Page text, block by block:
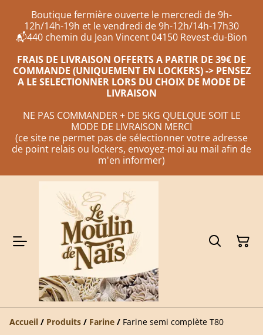
Boutique fermière ouverte le mercredi de 9h-
12h/14h-19h et le vendredi de 9h-12h/14h-17h30
📬440 chemin du Jean Vincent 04150 Revest-du-Bion
FRAIS DE LIVRAISON OFFERTS A PARTIR DE 39€ DE
COMMANDE (UNIQUEMENT EN LOCKERS) -> PENSEZ
A LE SELECTIONNER LORS DU CHOIX DE MODE DE
LIVRAISON
NE PAS COMMANDER + DE 5KG QUELQUE SOIT LE
MODE DE LIVRAISON MERCI
(ce site ne permet pas de sélectionner votre adresse
de point relais ou lockers, envoyez-moi au mail afin de
m'en informer)
Accueil / Produits / Farine / Farine semi complète T80